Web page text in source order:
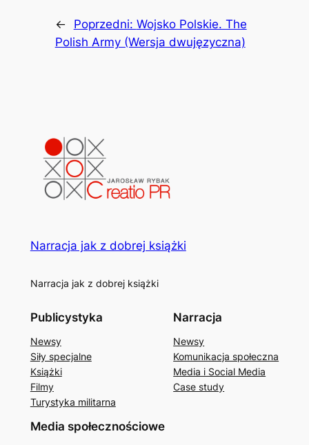
← Poprzedni: Wojsko Polskie. The
Polish Army (Wersja dwujęzyczna)
Narracja jak z dobrej książki
Narracja jak z dobrej książki
Publicystyka
Newsy
Siły specjalne
Książki
Filmy
Turystyka militarna
Narracja
Newsy
Komunikacja społeczna
Media i Social Media
Case study
Media społecznościowe